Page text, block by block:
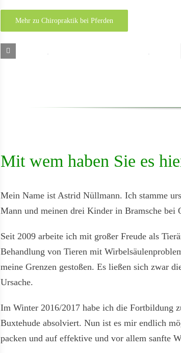
Mehr zu Chiropraktik bei Pferden
Mit wem haben Sie es
Mein Name ist Astrid Nüllmann. Ich stamme
Mann und meinen drei Kinder in Bramsche bei
Seit 2009 arbeite ich mit großer Freude als
Behandlung von Tieren mit
meine Grenzen gestoßen. Es ließen sich zwar
Ursache.
Im Winter 2016/2017 habe ich die Fortbildung
Buxtehude absolviert. Nun ist es mir endlich
packen und auf effektive und vor allem sanfte